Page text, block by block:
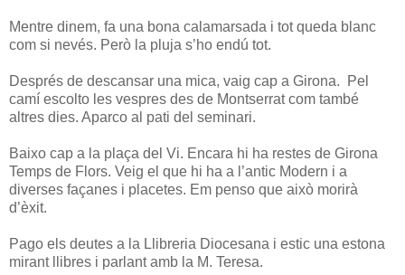
Mentre dinem, fa una bona calamarsada i tot queda blanc
com si nevés. Però la pluja s’ho endú tot.
Després de descansar una mica, vaig cap a Girona. Pel
camí escolto les vespres des de Montserrat com també
altres dies. Aparco al pati del seminari.
Baixo cap a la plaça del Vi. Encara hi ha restes de Girona
Temps de Flors. Veig el que hi ha a l’antic Modern i a
diverses façanes i placetes. Em penso que això morirà
d’èxit.
Pago els deutes a la Llibreria Diocesana i estic una estona
mirant llibres i parlant amb la M. Teresa.